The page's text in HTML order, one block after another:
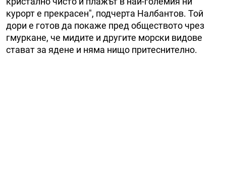
курорт е прекрасен", подчерта Налбантов. Той
дори е готов да покаже пред обществото чрез
гмуркане, че мидите и другите морски видове
стават за ядене и няма нищо притеснително.